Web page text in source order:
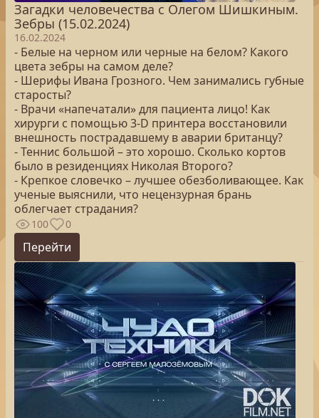
Загадки человечества с Олегом Шишкиным.
Зебры (15.02.2024)
16.02.2024
- Белые на черном или черные на белом? Какого
цвета зебры на самом деле?
- Шерифы Ивана Грозного. Чем занимались губные
старосты?
- Врачи «напечатали» для пациента лицо! Как
хирурги с помощью 3-D принтера восстановили
внешность пострадавшему в аварии британцу?
- Теннис большой – это хорошо. Сколько кортов
было в резиденциях Николая Второго?
- Крепкое словечко – лучшее обезболивающее. Как
ученые выяснили, что нецензурная брань
облегчает страдания?
100 0
Перейти